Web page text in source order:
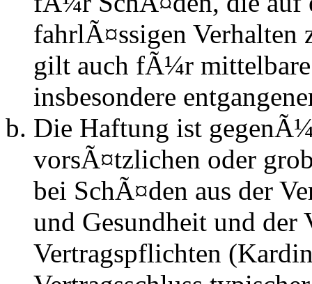
fahrlÃ¤ssigen
gilt auch fÃ¼r
insbesondere
Die Haftung ist
vorsÃ¤tzlichen oder
bei SchÃ¤den aus der
und Gesundheit und der
Vertragspflichten